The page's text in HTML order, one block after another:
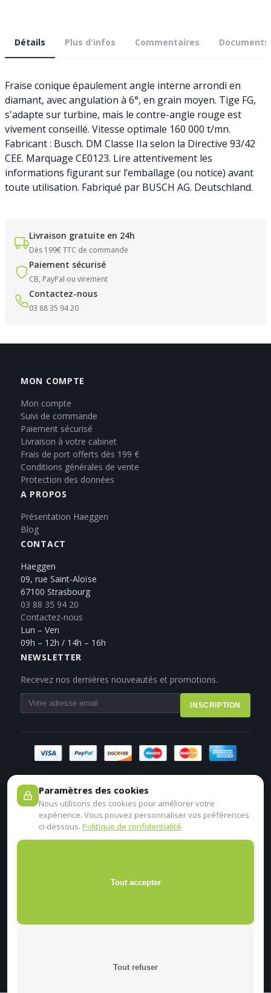
Détails Plus d'infos Commentaires Documents
Fraise conique épaulement angle interne arrondi en
diamant, avec angulation à 6°, en grain moyen. Tige FG,
s'adapte sur turbine, mais le contre-angle rouge est
vivement conseillé. Vitesse optimale 160 000 t/mn.
Fabricant : Busch. DM Classe IIa selon la Directive 93/42
CEE. Marquage CE0123. Lire attentivement les
informations figurant sur l’emballage (ou notice) avant
toute utilisation. Fabriqué par BUSCH AG. Deutschland.
Livraison gratuite en 24h
Dès 199€ TTC de commande
Paiement sécurisé
CB, PayPal ou virement
Contactez-nous
03 88 35 94 20
MON COMPTE
Mon compte
Suivi de commande
Paiement sécurisé
Livraison à votre cabinet
Frais de port offerts dès 199 €
Conditions générales de vente
Protection des données
A PROPOS
Présentation Haeggen
Blog
CONTACT
Haeggen
09, rue Saint-Aloïse
67100 Strasbourg
03 88 35 94 20
Contactez-nous
Lun – Ven
09h – 12h / 14h – 16h
NEWSLETTER
Recevez nos dernières nouveautés et promotions.
INSCRIPTION
Paramètres des cookies
Nous utilisons des cookies pour améliorer votre
expérience. Vous pouvez personnaliser vos préférences
ci-dessous. Politique de confidentialité
Tout accepter
Tout refuser